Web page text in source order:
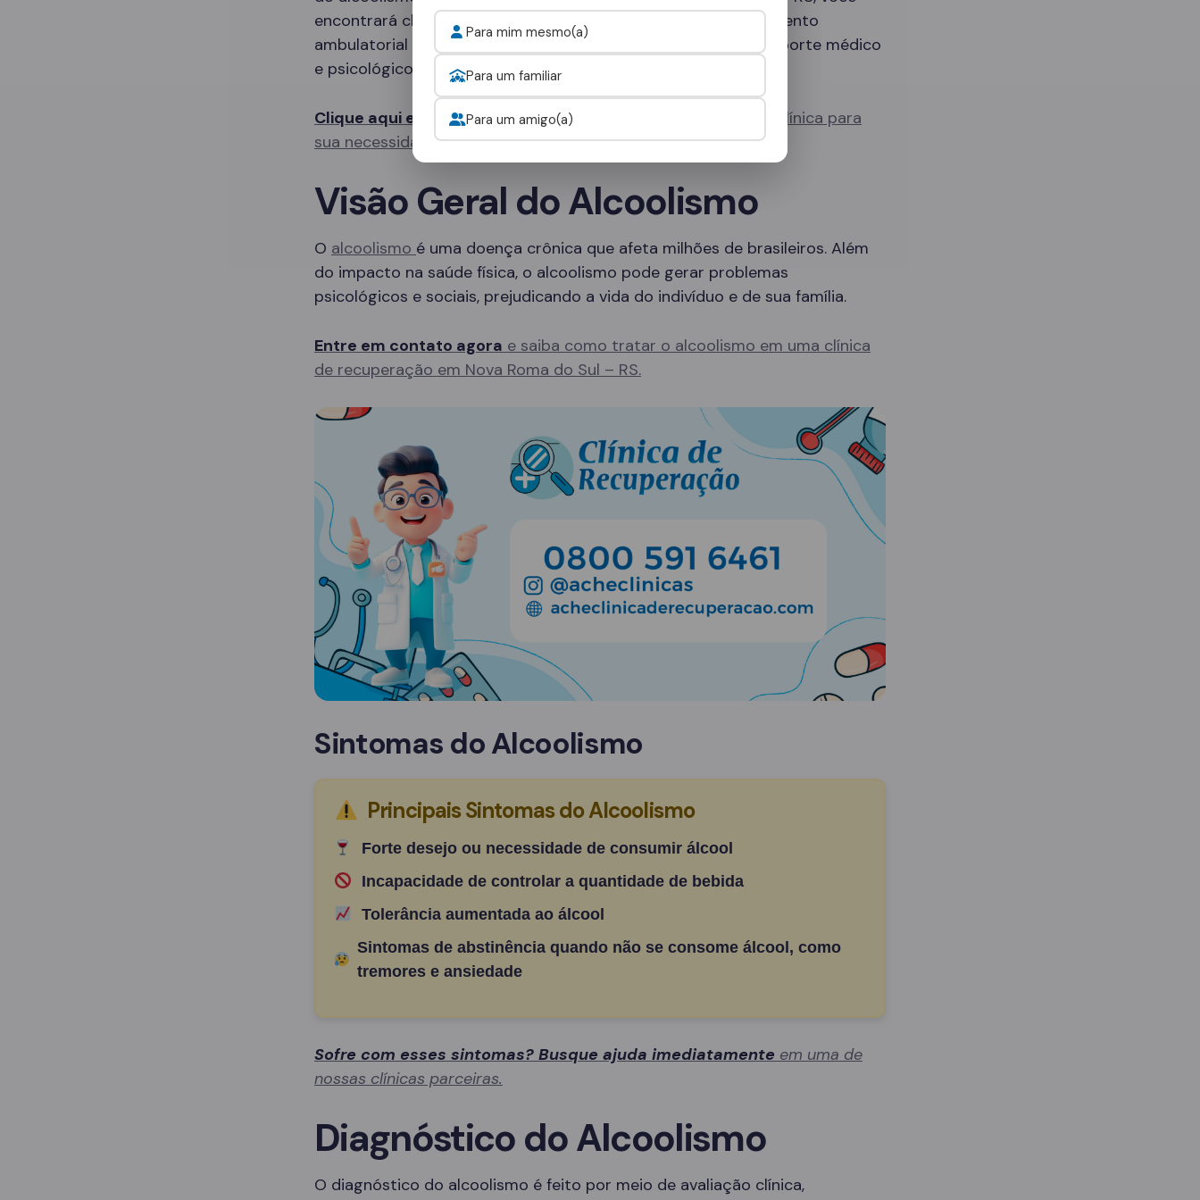
encontrará clínicas especializadas que oferecem desde tratamento
ambulatorial até programas de internação completos, com suporte médico
e psicológico 24 horas por dia.
Clique aqui e fale com um consultor
para escolher a melhor clínica para
sua necessidade.
Visão Geral do Alcoolismo
O alcoolismo é uma doença crônica que afeta milhões de brasileiros. Além
do impacto na saúde física, o alcoolismo pode gerar problemas
psicológicos e sociais, prejudicando a vida do indivíduo e de sua família.
Entre em contato agora e saiba como tratar o alcoolismo em uma clínica
de recuperação em Nova Roma do Sul – RS.
Sintomas do Alcoolismo
Principais Sintomas do Alcoolismo
Forte desejo ou necessidade de consumir álcool
Incapacidade de controlar a quantidade de bebida
Tolerância aumentada ao álcool
Sintomas de abstinência quando não se consome álcool, como
tremores e ansiedade
Sofre com esses sintomas? Busque ajuda imediatamente em uma de
nossas clínicas parceiras.
Diagnóstico do Alcoolismo
O diagnóstico do alcoolismo é feito por meio de avaliação clínica,
Para mim mesmo(a)
Para um familiar
Para um amigo(a)